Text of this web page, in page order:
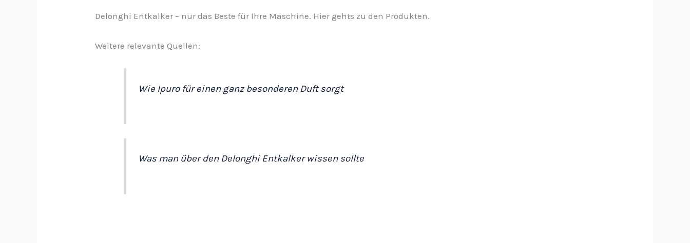
Delonghi Entkalker – nur das Beste für Ihre Maschine. Hier gehts zu den Produkten.
Weitere relevante Quellen:
Wie Ipuro für einen ganz besonderen Duft sorgt
Was man über den Delonghi Entkalker wissen sollte